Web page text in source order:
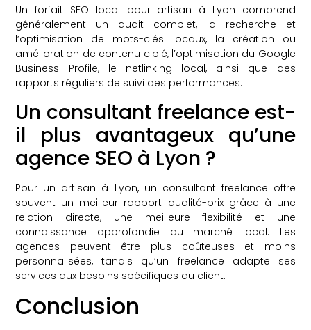
Un forfait SEO local pour artisan à Lyon comprend
généralement un audit complet, la recherche et
l’optimisation de mots-clés locaux, la création ou
amélioration de contenu ciblé, l’optimisation du Google
Business Profile, le netlinking local, ainsi que des
rapports réguliers de suivi des performances.
Un consultant freelance est-
il plus avantageux qu’une
agence SEO à Lyon ?
Pour un artisan à Lyon, un consultant freelance offre
souvent un meilleur rapport qualité-prix grâce à une
relation directe, une meilleure flexibilité et une
connaissance approfondie du marché local. Les
agences peuvent être plus coûteuses et moins
personnalisées, tandis qu’un freelance adapte ses
services aux besoins spécifiques du client.
Conclusion